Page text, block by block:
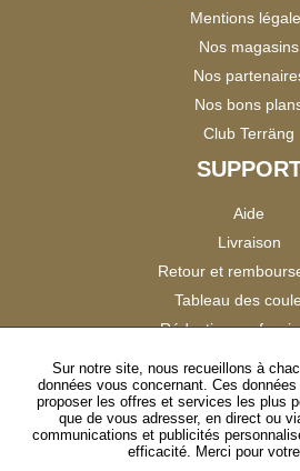
Mentions
Nos magasins
Nos
Nos bons
Club Terräng
Aide
Livraison
Retour et
Tableau des
Réduction
Catalogues
Satisfaction
SUIVEZ-
Sur notre site, nous recueillons à
données vous concernant. Ces
proposer les offres et services les plus
que de vous adresser, en direct ou
communications et publicités
efficacité. Merci pour